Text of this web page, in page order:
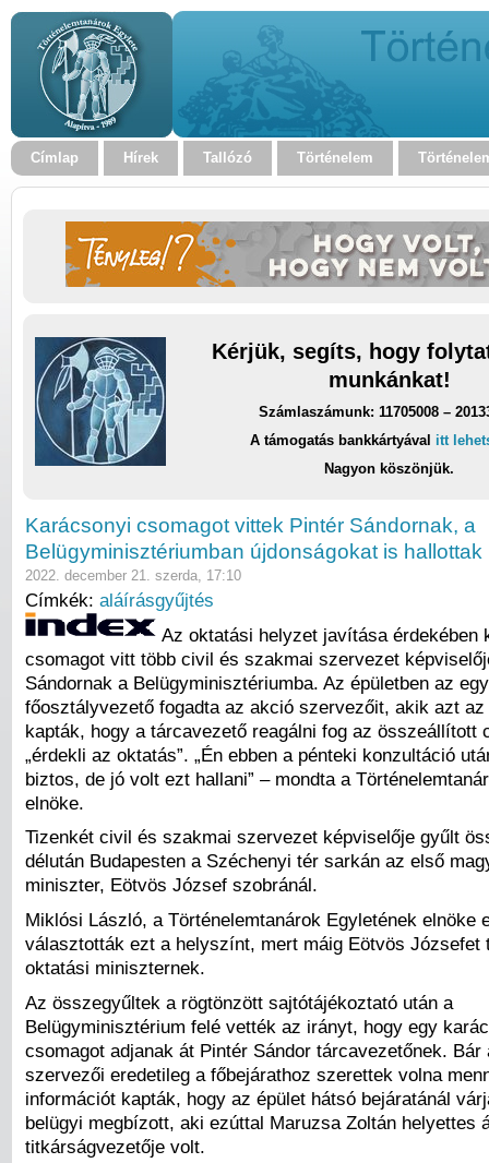
Címlap Hírek Tallózó Történelem
Kérjük, segíts, hogy
munkánkat!
Számlaszámunk: 11705008 –
A támogatás bankkártyával itt
Nagyon köszönjük.
Karácsonyi csomagot vittek Pintér Sándornak, a
Belügyminisztériumban újdonságokat is hallottak
2022. december 21. szerda, 17:10
Címkék: aláírásgyűjtés
Az oktatási helyzet javítása érdekében
csomagot vitt több civil és szakmai szervezet
Sándornak a Belügyminisztériumba. Az épületben az
főosztályvezető fogadta az akció szervezőit, akik azt
kapták, hogy a tárcavezető reagálni fog az összeállított
„érdekli az oktatás”. „Én ebben a pénteki konzultáció
biztos, de jó volt ezt hallani” – mondta a
elnöke.
Tizenkét civil és szakmai szervezet képviselője gyűlt
délután Budapesten a Széchenyi tér sarkán az első
miniszter, Eötvös József szobránál.
Miklósi László, a Történelemtanárok Egyletének elnöke
választották ezt a helyszínt, mert máig Eötvös Józsefet
oktatási miniszternek.
Az összegyűltek a rögtönzött sajtótájékoztató után a
Belügyminisztérium felé vették az irányt, hogy egy
csomagot adjanak át Pintér Sándor tárcavezetőnek. Bár
szervezői eredetileg a főbejárathoz szerettek volna
információt kapták, hogy az épület hátsó bejáratánál
belügyi megbízott, aki ezúttal Maruzsa Zoltán helyettes
titkárságvezetője volt.